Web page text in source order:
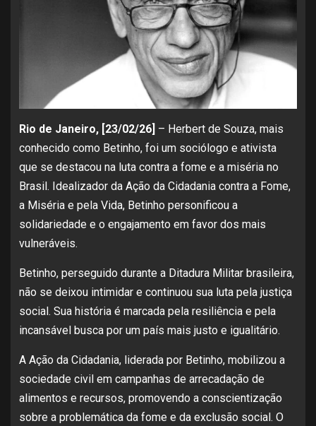
Rio de Janeiro, [23/02/26] – Herbert de Souza, mais
conhecido como Betinho, foi um sociólogo e ativista
que se destacou na luta contra a fome e a miséria no
Brasil. Idealizador da Ação da Cidadania contra a Fome,
a Miséria e pela Vida, Betinho personificou a
solidariedade e o engajamento em favor dos mais
vulneráveis.
Betinho, perseguido durante a Ditadura Militar brasileira,
não se deixou intimidar e continuou sua luta pela justiça
social. Sua história é marcada pela resiliência e pela
incansável busca por um país mais justo e igualitário.
A Ação da Cidadania, liderada por Betinho, mobilizou a
sociedade civil em campanhas de arrecadação de
alimentos e recursos, promovendo a conscientização
sobre a problemática da fome e da exclusão social. O